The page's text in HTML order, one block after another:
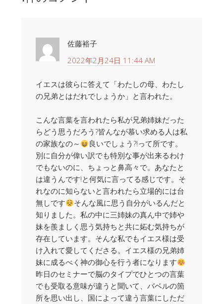
佐藤裕子
2022年2月24日 11:44 AM
イエスは彼らに答えて「わたしの母、わたし
の兄弟とはだれでしょうか」と言われた。
こんな言葉を言われたら私が兄弟姉妹だった
らどう思うだろう?皆んなが慕い求める人は私
の家族なの～
良いでしょう?!って所です。
別に自分が偉い訳でも特別な事が出来るわけ
でもないのに、ちょっと鼻高々で。あなたと
は違うんです!と何気に言ってる感じです。そ
れなのに知らないと言われたら立場的には台
無しです
そんな風に思う自分がいるんだと
知りました。私の中に三姉妹の真ん中で姉や
妹を羨ましく思う気持ちと共に妬む気持ちが
存在しています。そんな私でもイエス様は受
け入れて愛してくださる。イエス様の兄弟姉
妹に成るべく神の御心を行う者になります
昨日のセミナーで脳のタイプでひとつの言葉
でも受取る意味が違うと聞いて、バベルの箇
所を思い出し、国によって違う言葉にしただ